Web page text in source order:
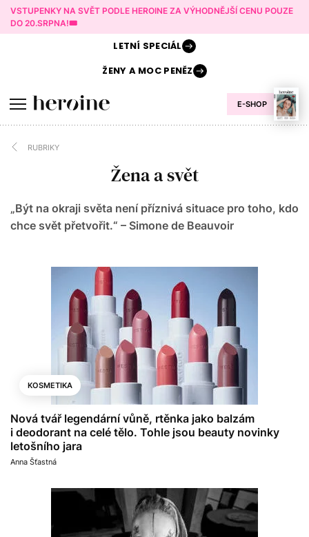
VSTUPENKY NA SVĚT PODLE HEROINE ZA VÝHODNĚJŠÍ CENU POUZE
DO 20.SRPNA!🎟️
E-SHOP
LETNÍ SPECIÁL
ŽENY AMOC PENĚZ
RUBRIKY
Žena a svět
„Být na okraji světa není příznivá situace pro toho, kdo
chce svět přetvořit.“ – Simone de Beauvoir
KOSMETIKA
Nová tvář legendární vůně, rtěnka jako balzám
i deodorant na celé tělo. Tohle jsou beauty novinky
letošního jara
Anna Šťastná